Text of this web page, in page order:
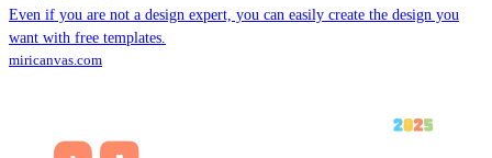
Even if you are not a design expert, you can easily create the design you
want with free templates.
miricanvas.com